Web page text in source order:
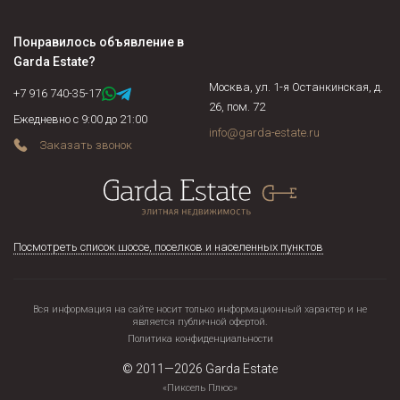
Понравилось объявление в
Garda Estate?
+7 916 740-35-17
Ежедневно с 9:00 до 21:00
Заказать звонок
Москва, ул. 1-я Останкинская, д.
26, пом. 72
info@garda-estate.ru
Посмотреть список шоссе, поселков и населенных пунктов
Вся информация на сайте носит только информационный характер и не
является публичной офертой.
Политика конфиденциальности
© 2011—2026 Garda Estate
«Пиксель Плюс»